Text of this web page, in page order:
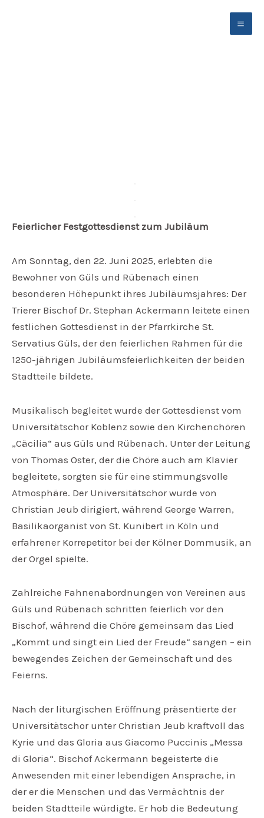
Feierlicher Festgottesdienst zum Jubiläum
Am Sonntag, den 22. Juni 2025, erlebten die
Bewohner von Güls und Rübenach einen
besonderen Höhepunkt ihres Jubiläumsjahres: Der
Trierer Bischof Dr. Stephan Ackermann leitete einen
festlichen Gottesdienst in der Pfarrkirche St.
Servatius Güls, der den feierlichen Rahmen für die
1250-jährigen Jubiläumsfeierlichkeiten der beiden
Stadtteile bildete.
Musikalisch begleitet wurde der Gottesdienst vom
Universitätschor Koblenz sowie den Kirchenchören
„Cäcilia“ aus Güls und Rübenach. Unter der Leitung
von Thomas Oster, der die Chöre auch am Klavier
begleitete, sorgten sie für eine stimmungsvolle
Atmosphäre. Der Universitätschor wurde von
Christian Jeub dirigiert, während George Warren,
Basilikaorganist von St. Kunibert in Köln und
erfahrener Korrepetitor bei der Kölner Dommusik, an
der Orgel spielte.
Zahlreiche Fahnenabordnungen von Vereinen aus
Güls und Rübenach schritten feierlich vor den
Bischof, während die Chöre gemeinsam das Lied
„Kommt und singt ein Lied der Freude“ sangen – ein
bewegendes Zeichen der Gemeinschaft und des
Feierns.
Nach der liturgischen Eröffnung präsentierte der
Universitätschor unter Christian Jeub kraftvoll das
Kyrie und das Gloria aus Giacomo Puccinis „Messa
di Gloria“. Bischof Ackermann begeisterte die
Anwesenden mit einer lebendigen Ansprache, in
der er die Menschen und das Vermächtnis der
beiden Stadtteile würdigte. Er hob die Bedeutung